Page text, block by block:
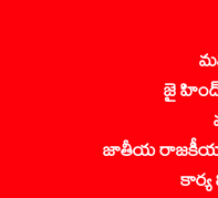
జై
జాతీయ